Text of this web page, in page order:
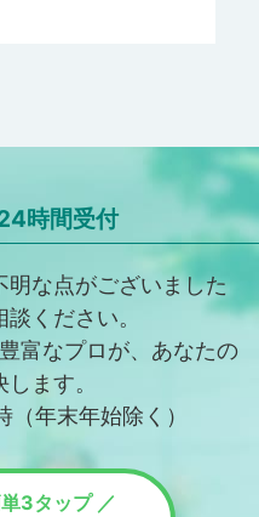
時間受付
明な点がございました
ください。
富なプロが、あなたの
ます。
年末年始除く）
3タップ ／